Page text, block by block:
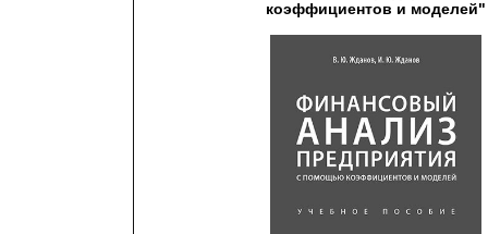
коэффициентов и моделей"